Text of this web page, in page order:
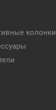
колонки